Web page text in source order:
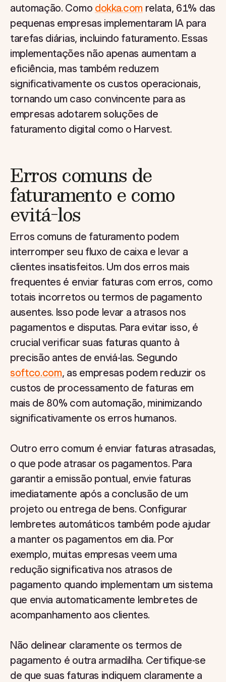
automação. Como dokka.com relata, 61% das
pequenas empresas implementaram IA para
tarefas diárias, incluindo faturamento. Essas
implementações não apenas aumentam a
eficiência, mas também reduzem
significativamente os custos operacionais,
tornando um caso convincente para as
empresas adotarem soluções de
faturamento digital como o Harvest.
Erros comuns de
faturamento e como
evitá-los
Erros comuns de faturamento podem
interromper seu fluxo de caixa e levar a
clientes insatisfeitos. Um dos erros mais
frequentes é enviar faturas com erros, como
totais incorretos ou termos de pagamento
ausentes. Isso pode levar a atrasos nos
pagamentos e disputas. Para evitar isso, é
crucial verificar suas faturas quanto à
precisão antes de enviá-las. Segundo
softco.com, as empresas podem reduzir os
custos de processamento de faturas em
mais de 80% com automação, minimizando
significativamente os erros humanos.
Outro erro comum é enviar faturas atrasadas,
o que pode atrasar os pagamentos. Para
garantir a emissão pontual, envie faturas
imediatamente após a conclusão de um
projeto ou entrega de bens. Configurar
lembretes automáticos também pode ajudar
a manter os pagamentos em dia. Por
exemplo, muitas empresas veem uma
redução significativa nos atrasos de
pagamento quando implementam um sistema
que envia automaticamente lembretes de
acompanhamento aos clientes.
Não delinear claramente os termos de
pagamento é outra armadilha. Certifique-se
de que suas faturas indiquem claramente a